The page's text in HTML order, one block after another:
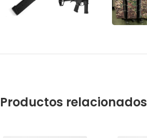
Productos relacionados